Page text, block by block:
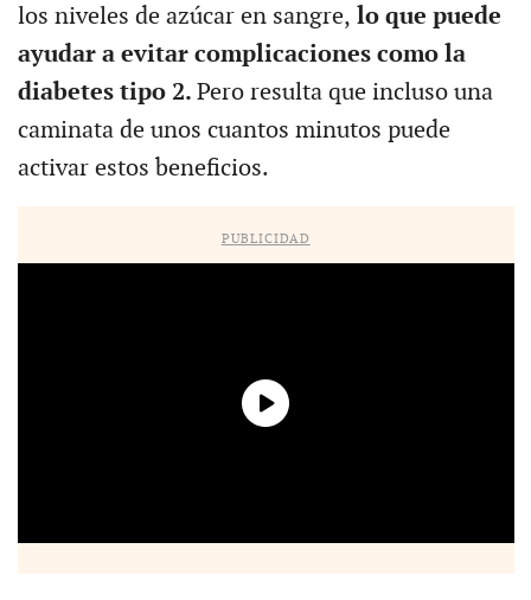
los niveles de azúcar en sangre, lo que puede
ayudar a evitar complicaciones como la
diabetes tipo 2. Pero resulta que incluso una
caminata de unos cuantos minutos puede
activar estos beneficios.
PUBLICIDAD